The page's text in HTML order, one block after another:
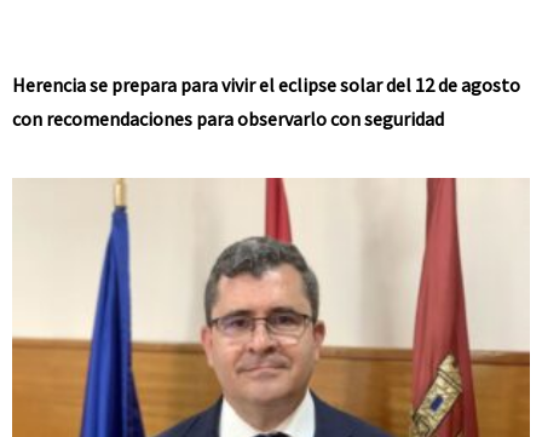
Herencia se prepara para vivir el eclipse solar del 12 de agosto
con recomendaciones para observarlo con seguridad